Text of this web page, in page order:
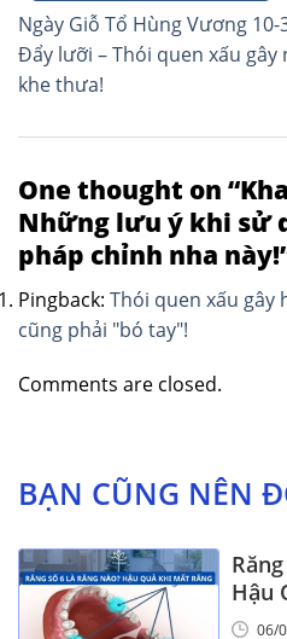
Điều
hướng
bài
Ngày Giỗ Tổ Hùng Vương
Đẩy lưỡi – Thói quen xấu
khe thưa!
One thought on “
Những lưu ý khi sử
pháp chỉnh nha này!
Pingback: Thói quen xấu gây
cũng phải "bó tay"!
Comments are closed.
BẠN CŨNG NÊN
Hậu
6
06/